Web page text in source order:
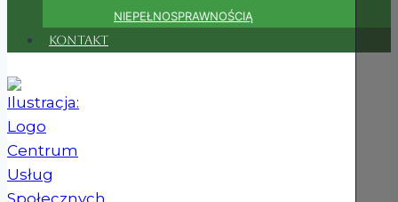
NIEPEŁNOSPRAWNOŚCIĄ
Kontakt